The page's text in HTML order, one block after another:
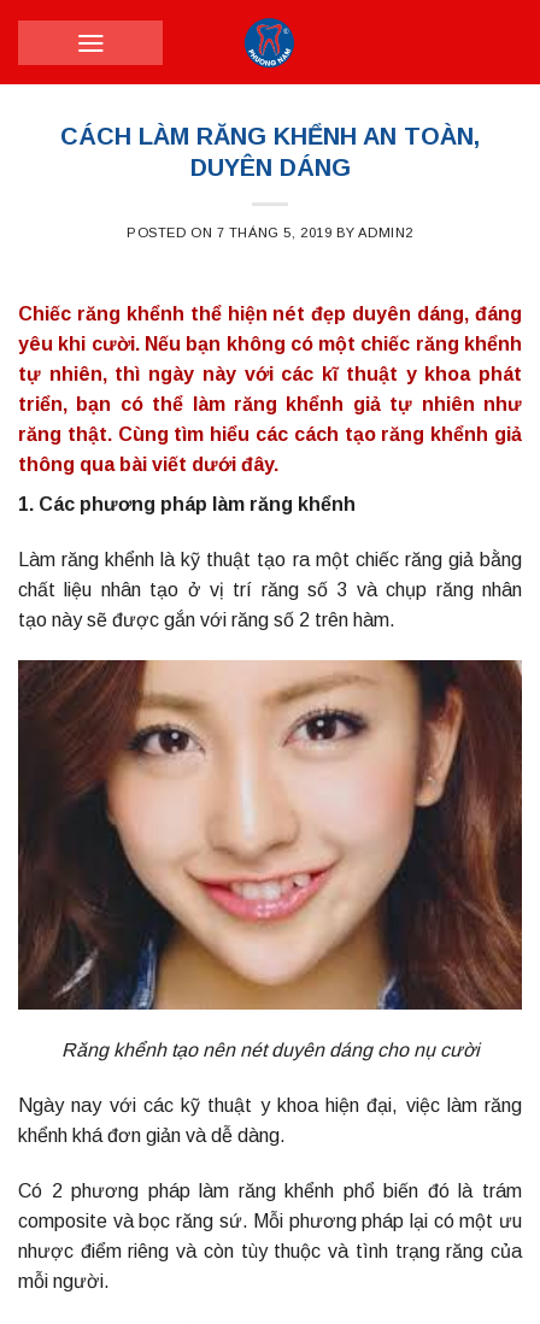
CÁCH LÀM RĂNG KHỂNH AN TOÀN,
DUYÊN DÁNG
POSTED ON 7 THÁNG 5, 2019 BYADMIN2
Chiếc răng khểnh thể hiện nét đẹp duyên dáng, đáng
yêu khi cười. Nếu bạn không có một chiếc răng khểnh
tự nhiên, thì ngày này với các kĩ thuật y khoa phát
triển, bạn có thể làm răng khểnh giả tự nhiên như
răng thật. Cùng tìm hiểu các cách tạo răng khểnh giả
thông qua bài viết dưới đây.
1. Các phương pháp làm răng khểnh
Làm răng khểnh là kỹ thuật tạo ra một chiếc răng giả bằng
chất liệu nhân tạo ở vị trí răng số 3 và chụp răng nhân
tạo này sẽ được gắn với răng số 2 trên hàm.
Răng khểnh tạo nên nét duyên dáng cho nụ cười
Ngày nay với các kỹ thuật y khoa hiện đại, việc làm răng
khểnh khá đơn giản và dễ dàng.
Có 2 phương pháp làm răng khểnh phổ biến đó là trám
composite và bọc răng sứ. Mỗi phương pháp lại có một ưu
nhược điểm riêng và còn tùy thuộc và tình trạng răng của
mỗi người.